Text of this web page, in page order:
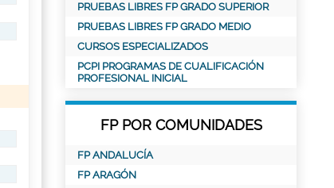
PRUEBAS LIBRES FP GRADO SUPERIOR
PRUEBAS LIBRES FP GRADO MEDIO
CURSOS ESPECIALIZADOS
PCPI PROGRAMAS DE CUALIFICACIÓN
PROFESIONAL INICIAL
FP POR COMUNIDADES
FP ANDALUCÍA
FP ARAGÓN